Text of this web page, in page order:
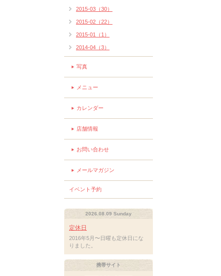
2015-03（30）
2015-02（22）
2015-01（1）
2014-04（3）
写真
メニュー
カレンダー
店舗情報
お問い合わせ
メールマガジン
イベント予約
2026.08.09 Sunday
定休日
2016年5月〜日曜も定休日にな
りました。
携帯サイト